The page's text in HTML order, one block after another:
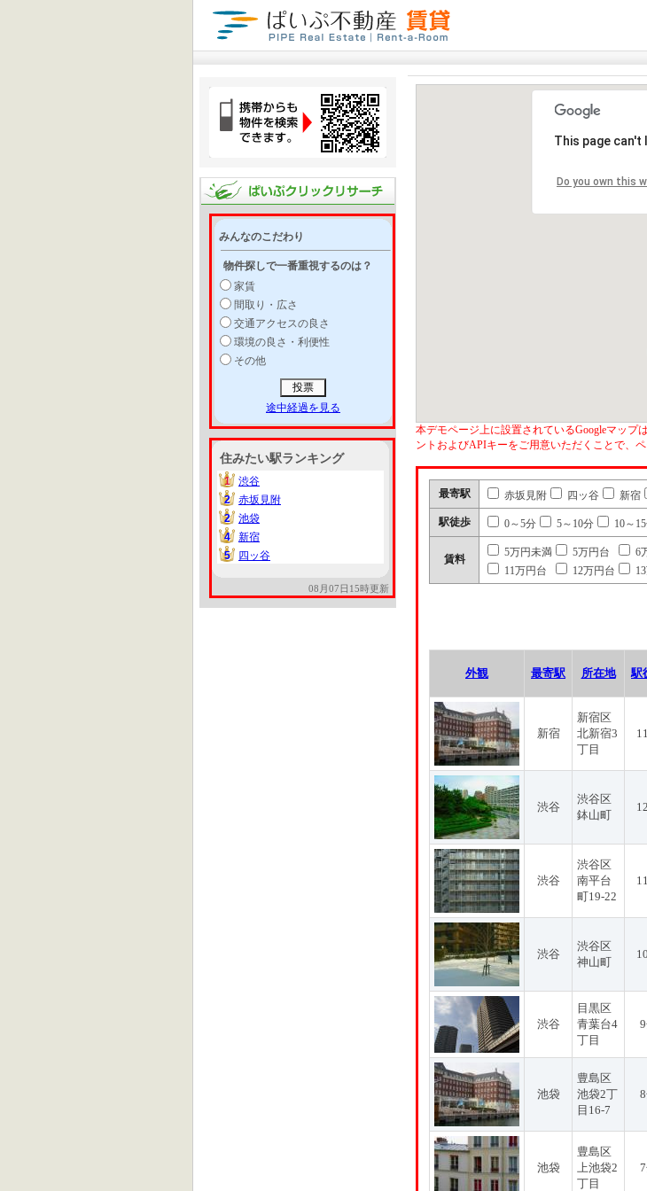
みんなのこだわり
物件探しで一番重視するのは？
家賃
間取り・広さ
交通アクセスの良さ
環境の良さ・利便性
その他
途中経過を見る
住みたい駅ランキング
1
1
渋谷
2
2
赤坂見附
2
2
池袋
4
4
新宿
5
5 四ッ谷
08月07日15時更新
This page
Do you own this
本デモページ上に設置されているGoogleマップ
ントおよびAPIキーをご用意いただくことで、
最寄駅 赤坂見附 四ッ谷 新宿
駅徒歩 0～5分 5～10分 10～
賃料
5万円未満 5万円台 6
11万円台
12万円台
外観 最寄駅 所在地 駅
新宿
新宿区
北新宿3
丁目
渋谷
渋谷区
鉢山町
渋谷
渋谷区
南平台
町19-22
渋谷
渋谷区
神山町
渋谷
目黒区
青葉台4
丁目
池袋
豊島区
池袋2丁
目16-7
池袋
豊島区
上池袋2
丁目